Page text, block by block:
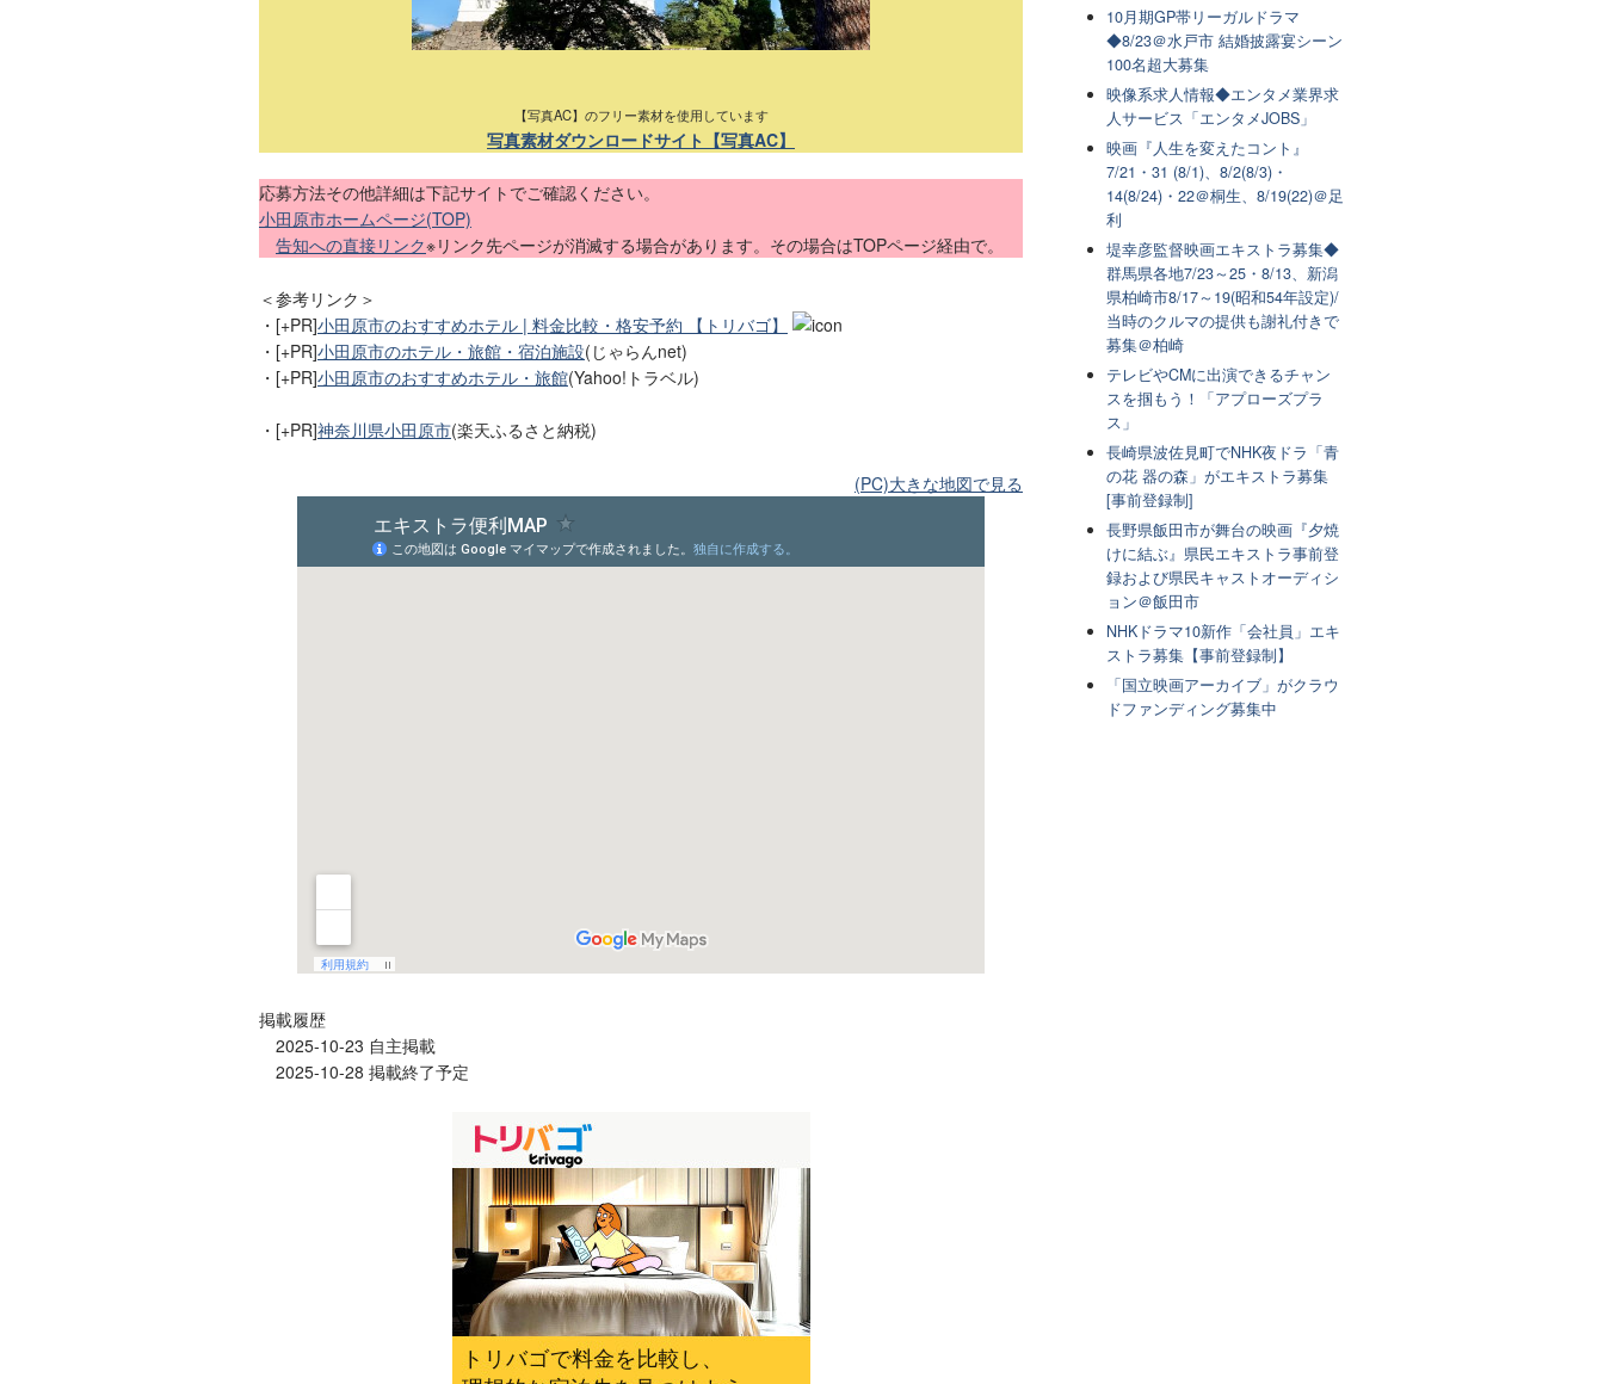
【写真AC】のフリー素材を使用しています
写真素材ダウンロードサイト【写真AC】
応募方法その他詳細は下記サイトでご確認ください。
小田原市ホームページ(TOP)
告知への直接リンク※リンク先ページが消滅する場合があります。その場合はTOPページ経由で。
＜参考リンク＞
・[+PR]小田原市のおすすめホテル | 料金比較・格安予約 【トリバゴ】
・[+PR]小田原市のホテル・旅館・宿泊施設(じゃらんnet)
・[+PR]小田原市のおすすめホテル・旅館(Yahoo!トラベル)
・[+PR]神奈川県小田原市(楽天ふるさと納税)
(PC)大きな地図で見る
掲載履歴
2025-10-23 自主掲載
2025-10-28 掲載終了予定
10月期GP帯リーガルドラマ
◆8/23＠水戸市 結婚披露宴シーン
100名超大募集
映像系求人情報◆エンタメ業界求
人サービス「エンタメJOBS」
映画『人生を変えたコント』
7/21・31 (8/1)、8/2(8/3)・
14(8/24)・22＠桐生、8/19(22)＠足
利
堤幸彦監督映画エキストラ募集◆
群馬県各地7/23～25・8/13、新潟
県柏崎市8/17～19(昭和54年設定)/
当時のクルマの提供も謝礼付きで
募集＠柏崎
テレビやCMに出演できるチャン
スを掴もう！「アプローズプラ
ス」
長崎県波佐見町でNHK夜ドラ「青
の花 器の森」がエキストラ募集
[事前登録制]
長野県飯田市が舞台の映画『夕焼
けに結ぶ』県民エキストラ事前登
録および県民キャストオーディシ
ョン＠飯田市
NHKドラマ10新作「会社員」エキ
ストラ募集【事前登録制】
「国立映画アーカイブ」がクラウ
ドファンディング募集中